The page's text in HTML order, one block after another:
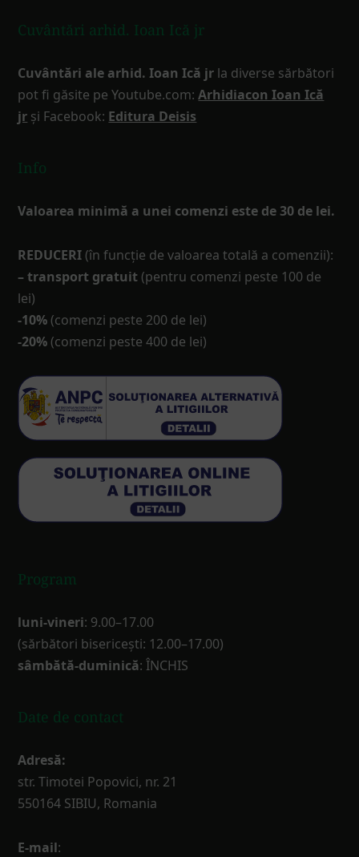
Cuvântări arhid. Ioan Ică jr
Cuvântări ale arhid. Ioan Ică jr la diverse sărbători
pot fi găsite pe Youtube.com:Arhidiacon Ioan Ică
jr și Facebook: Editura Deisis
Info
Valoarea minimă a unei comenzi este de 30 de lei.
REDUCERI (în funcţie de valoarea totală a comenzii):
– transport gratuit (pentru comenzi peste 100 de
lei)
-10% (comenzi peste 200 de lei)
-20% (comenzi peste 400 de lei)
Program
luni-vineri: 9.00–17.00
(sărbători bisericești: 12.00–17.00)
sâmbătă-duminică: ÎNCHIS
Date de contact
Adresă:
str. Timotei Popovici, nr. 21
550164 SIBIU, Romania
E-mail: